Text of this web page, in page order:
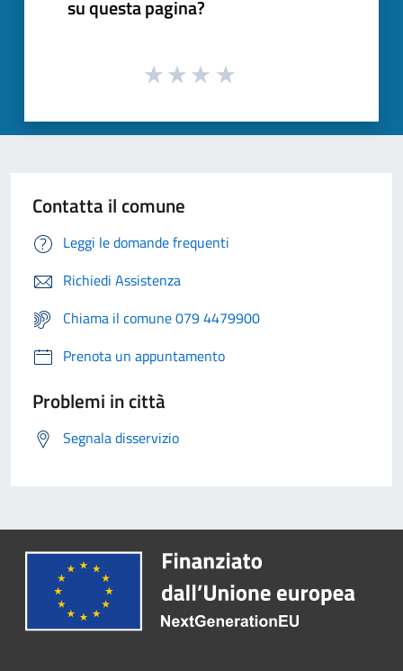
su questa pagina?
Contatta il comune
Leggi le domande frequenti
Richiedi Assistenza
Chiama il comune 079 4479900
Prenota un appuntamento
Problemi in città
Segnala disservizio